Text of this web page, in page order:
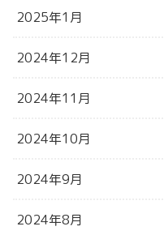
2025年1月
2024年12月
2024年11月
2024年10月
2024年9月
2024年8月